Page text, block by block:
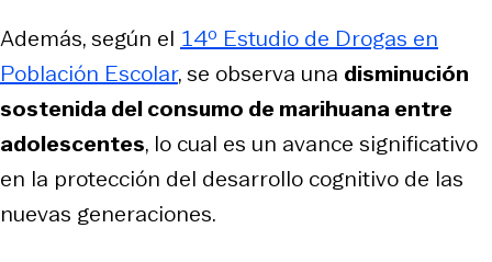
Además, según el 14º Estudio de Drogas en
Población Escolar, se observa una disminución
sostenida del consumo de marihuana entre
adolescentes, lo cual es un avance significativo
en la protección del desarrollo cognitivo de las
nuevas generaciones.